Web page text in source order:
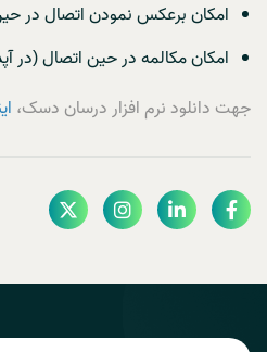
امکان برعکس نمودن اتصال در
امکان مکالمه در حین اتصال (در
جهت دانلود نرم افزار درسان دسک،